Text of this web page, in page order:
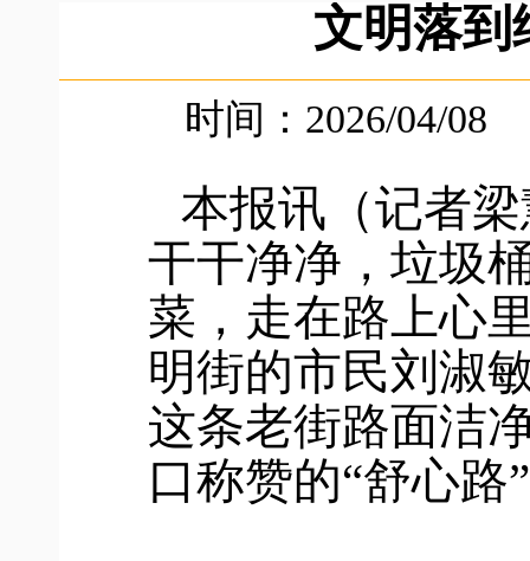
文明落
时间：2026/04/08
本报讯（记者
干干净净，垃圾
菜，走在路上心
明街的市民刘淑
这条老街路面洁
口称赞的“舒心路